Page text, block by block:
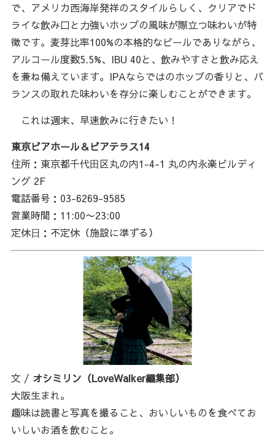
で、アメリカ西海岸発祥のスタイルらしく、クリアでド
ライな飲み口と力強いホップの風味が際立つ味わいが特
徴です。麦芽比率100%の本格的なビールでありながら、
アルコール度数5.5%、IBU 40と、飲みやすさと飲み応え
を兼ね備えています。IPAならではのホップの香りと、バ
ランスの取れた味わいを存分に楽しむことができます。
これは週末、早速飲みに行きたい！
東京ビアホール＆ビアテラス14
住所：東京都千代⽥区丸の内1-4-1 丸の内永楽ビルディ
ング 2F
電話番号：03-6269-9585
営業時間：11:00〜23:00
定休⽇：不定休（施設に準ずる）
文 / オシミリン（LoveWalker編集部）
大阪生まれ。
趣味は読書と写真を撮ること、おいしいものを食べてお
いしいお酒を飲むこと。